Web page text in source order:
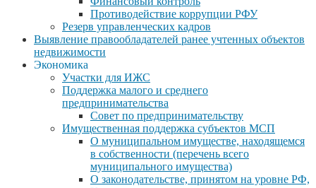
Противодействие коррупции РФУ
Резерв управленческих кадров
Выявление правообладателей ранее учтенных объектов
недвижимости
Экономика
Участки для ИЖС
Поддержка малого и среднего
предпринимательства
Совет по предпринимательству
Имущественная поддержка субъектов МСП
О муниципальном имуществе, находящемся
в собственности (перечень всего
муниципального имущества)
О законодательстве, принятом на уровне РФ,